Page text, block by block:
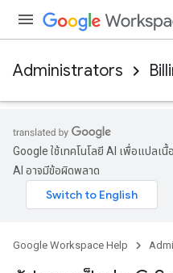
Administrators
Google ใช้เทคโนโลยี AI เพื่อแปลเ
AI อาจมีข้อผิดพลาด
Google Workspace Help